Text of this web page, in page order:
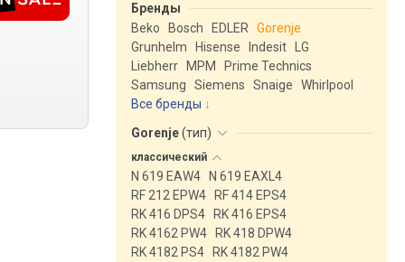
Бренды
Beko
Bosch EDLER
Gorenje
Grunhelm
Hisense Indesit
LG
Liebherr
MPM
Prime Technics
Samsung
Siemens Snaige
Whirlpool
Все бренды
Gorenje(тип)
классический
N 619 EAW4
N 619 EAXL4
RF 212 EPW4
RF 414 EPS4
RK 416 DPS4
RK 416 EPS4
RK 4162 PW4
RK 418 DPW4
RK 4182 PS4
RK 4182 PW4